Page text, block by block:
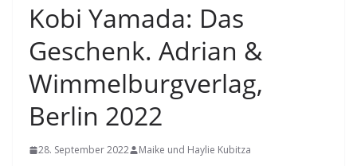
Kobi Yamada: Das
Geschenk. Adrian &
Wimmelburgverlag,
Berlin 2022
28. September 2022 Maike und Haylie Kubitza